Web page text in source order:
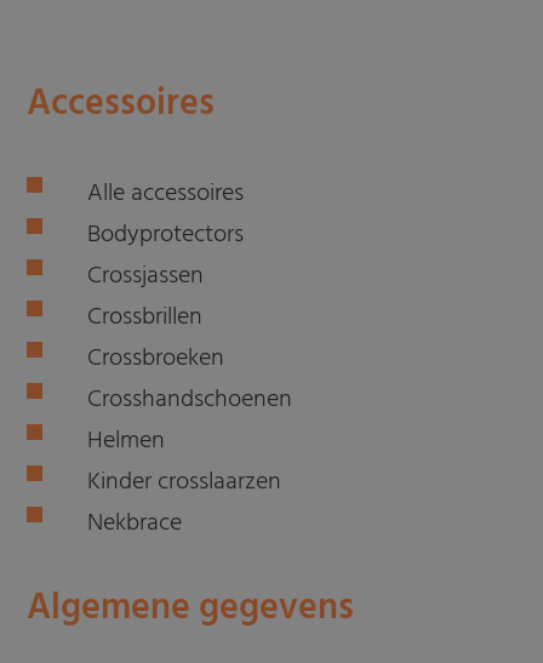
Accessoires
Alle accessoires
Bodyprotectors
Crossjassen
Crossbrillen
Crossbroeken
Crosshandschoenen
Helmen
Kinder crosslaarzen
Nekbrace
Algemene gegevens